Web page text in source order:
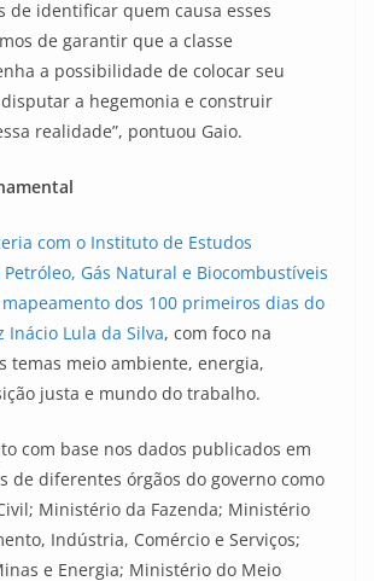
de identificar quem causa esses
de garantir que a classe
a possibilidade de colocar seu
a hegemonia e construir
realidade”, pontuou Gaio.
com o Instituto de Estudos
Gás Natural e Biocombustíveis
dos 100 primeiros dias do
Inácio Lula da Silva, com foco na
temas meio ambiente, energia,
justa e mundo do trabalho.
com base nos dados publicados em
de diferentes órgãos do governo como
Ministério da Fazenda; Ministério
Indústria, Comércio e Serviços;
e Energia; Ministério do Meio